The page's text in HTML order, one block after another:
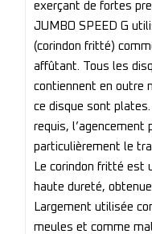
exerçant de fortes
JUMBO SPEED G
(corindon fritté)
affûtant. Tous les
contiennent en outre
ce disque sont
requis,
particulièrement le
Le corindon fritté est
haute dureté,
Largement utilisée
meules et comme